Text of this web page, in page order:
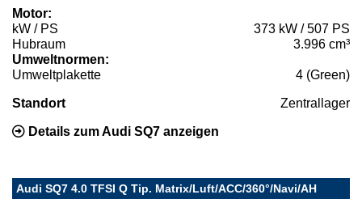
Motor:
kW / PS
373 kW / 507 PS
Hubraum
3.996 cm³
Umweltnormen:
Umweltplakette
4 (Green)
Standort Zentrallager
Details zum Audi SQ7 anzeigen
Audi SQ7 4.0 TFSI Q Tip. Matrix/Luft/ACC/360°/Navi/AH